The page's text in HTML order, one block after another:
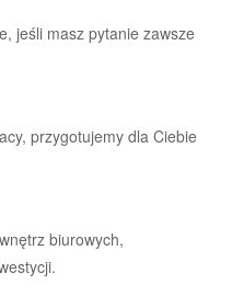
jeśli masz pytanie zawsze
przygotujemy dla Ciebie
biurowych,